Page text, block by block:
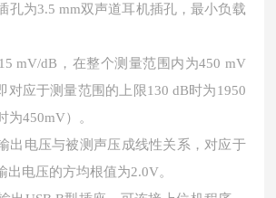
孔为3.5 mm双声道耳机插孔，最小负载
15 mV/dB，在整个测量范围内为450 mV
对应于测量范围的上限130 dB时为1950
为450mV）。
出电压与被测声压成线性关系，对应于
出电压的方均根值为2.0V。